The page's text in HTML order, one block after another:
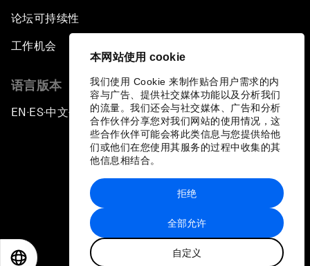
本网站使用 cookie
我们使用 Cookie 来制作贴合用户需求的内
容与广告、提供社交媒体功能以及分析我们
的流量。我们还会与社交媒体、广告和分析
合作伙伴分享您对我们网站的使用情况，这
些合作伙伴可能会将此类信息与您提供给他
们或他们在您使用其服务的过程中收集的其
他信息相结合。
全部允许
自定义
拒绝
论坛可持续性
工作机会
语言版本
EN ▪ ES▪中文▪ 日本語
站点地图
世界经济论坛